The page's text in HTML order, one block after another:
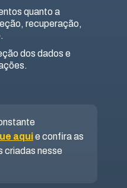
quanto a
recuperação,
dos dados e
aquie confira as
criadas nesse